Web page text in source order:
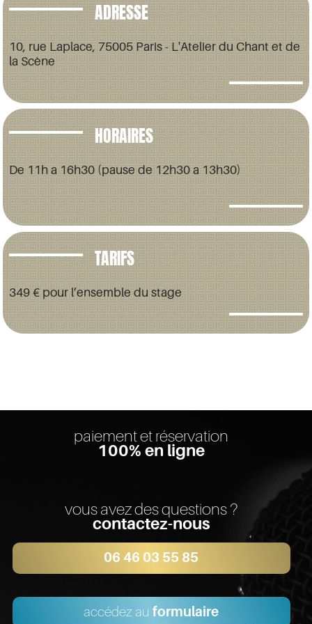
ADRESSE
10, rue Laplace, 75005 Paris - L'Atelier du Chant et de
la Scène
HORAIRES
De 11h a 16h30 (pause de 12h30 a 13h30)
TARIFS
349 € pour l’ensemble du stage
paiement et réservation
100% en ligne
vous avez des questions ?
contactez-nous
06 46 03 55 85
accédez auformulaire